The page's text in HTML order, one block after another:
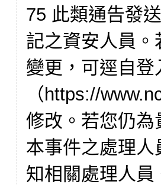
75 此類通告發
記之資安人員
變更，可逕自
（https://
修改。若您仍
本事件之處理
知相關處理人員